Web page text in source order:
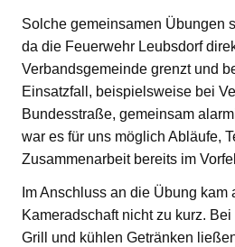
Solche gemeinsamen Übungen
da die Feuerwehr Leubsdorf
Verbandsgemeinde grenzt und
Einsatzfall, beispielsweise bei
Bundesstraße, gemeinsam
war es für uns möglich Abläufe,
Zusammenarbeit bereits im
Im Anschluss an die Übung kam
Kameradschaft nicht zu kurz.
Grill und kühlen Getränken